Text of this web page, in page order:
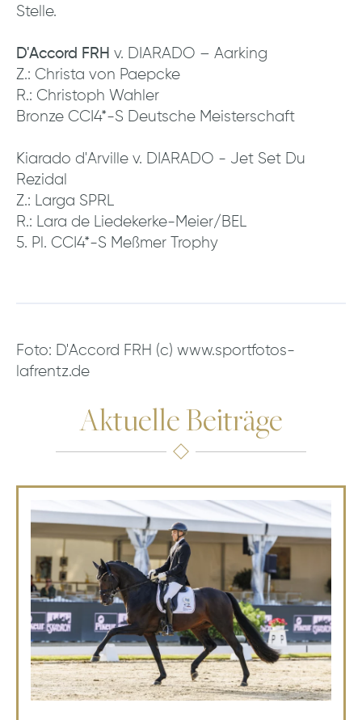
Stelle.
D'Accord FRH v. DIARADO – Aarking
Z.: Christa von Paepcke
R.: Christoph Wahler
Bronze CCI4*-S Deutsche Meisterschaft
Kiarado d'Arville v. DIARADO - Jet Set Du
Rezidal
Z.: Larga SPRL
R.: Lara de Liedekerke-Meier/BEL
5. Pl. CCI4*-S Meßmer Trophy
Foto: D'Accord FRH (c) www.sportfotos-
lafrentz.de
Aktuelle Beiträge